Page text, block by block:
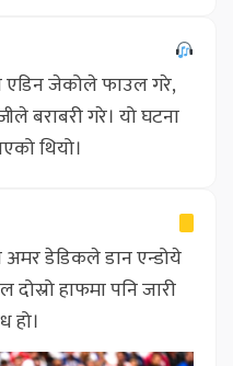
एडिन जेकोले फाउल गरे,
बराबरी गरे। यो घटना
थियो।
अमर डेडिकले डान एन्डोये
हाफमा पनि जारी
हो।